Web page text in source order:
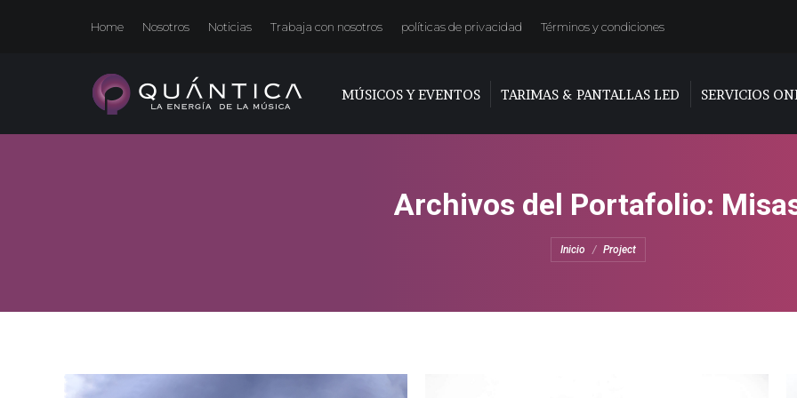
Home Nosotros Noticias Trabaja con nosotros políticas de privacidad Términos y condiciones
MÚSICOS Y EVENTOS TARIMAS & PANTALLAS LED SERVICIOS
Archivos del Portafolio:
Estás aquí:
Inicio Project